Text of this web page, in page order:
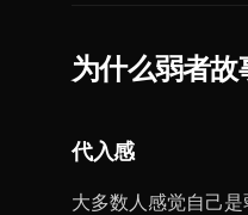
为什么弱者故
代入感
大多数人感觉自己是